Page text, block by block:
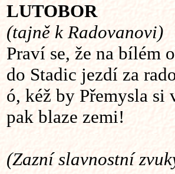
LUTOBOR
(tajně k Radovanovi)
Praví se, že na bílém
do Stadic jezdí za
ó, kéž by Přemysla si
pak blaze zemi!
(Zazní slavnostní